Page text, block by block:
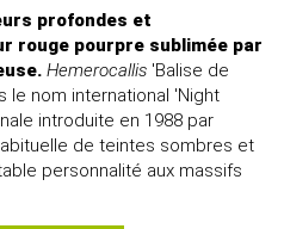
profondes et
rouge pourpre sublimée par
Hemerocallis 'Balise de
le nom international 'Night
introduite en 1988 par
de teintes sombres et
personnalité aux massifs